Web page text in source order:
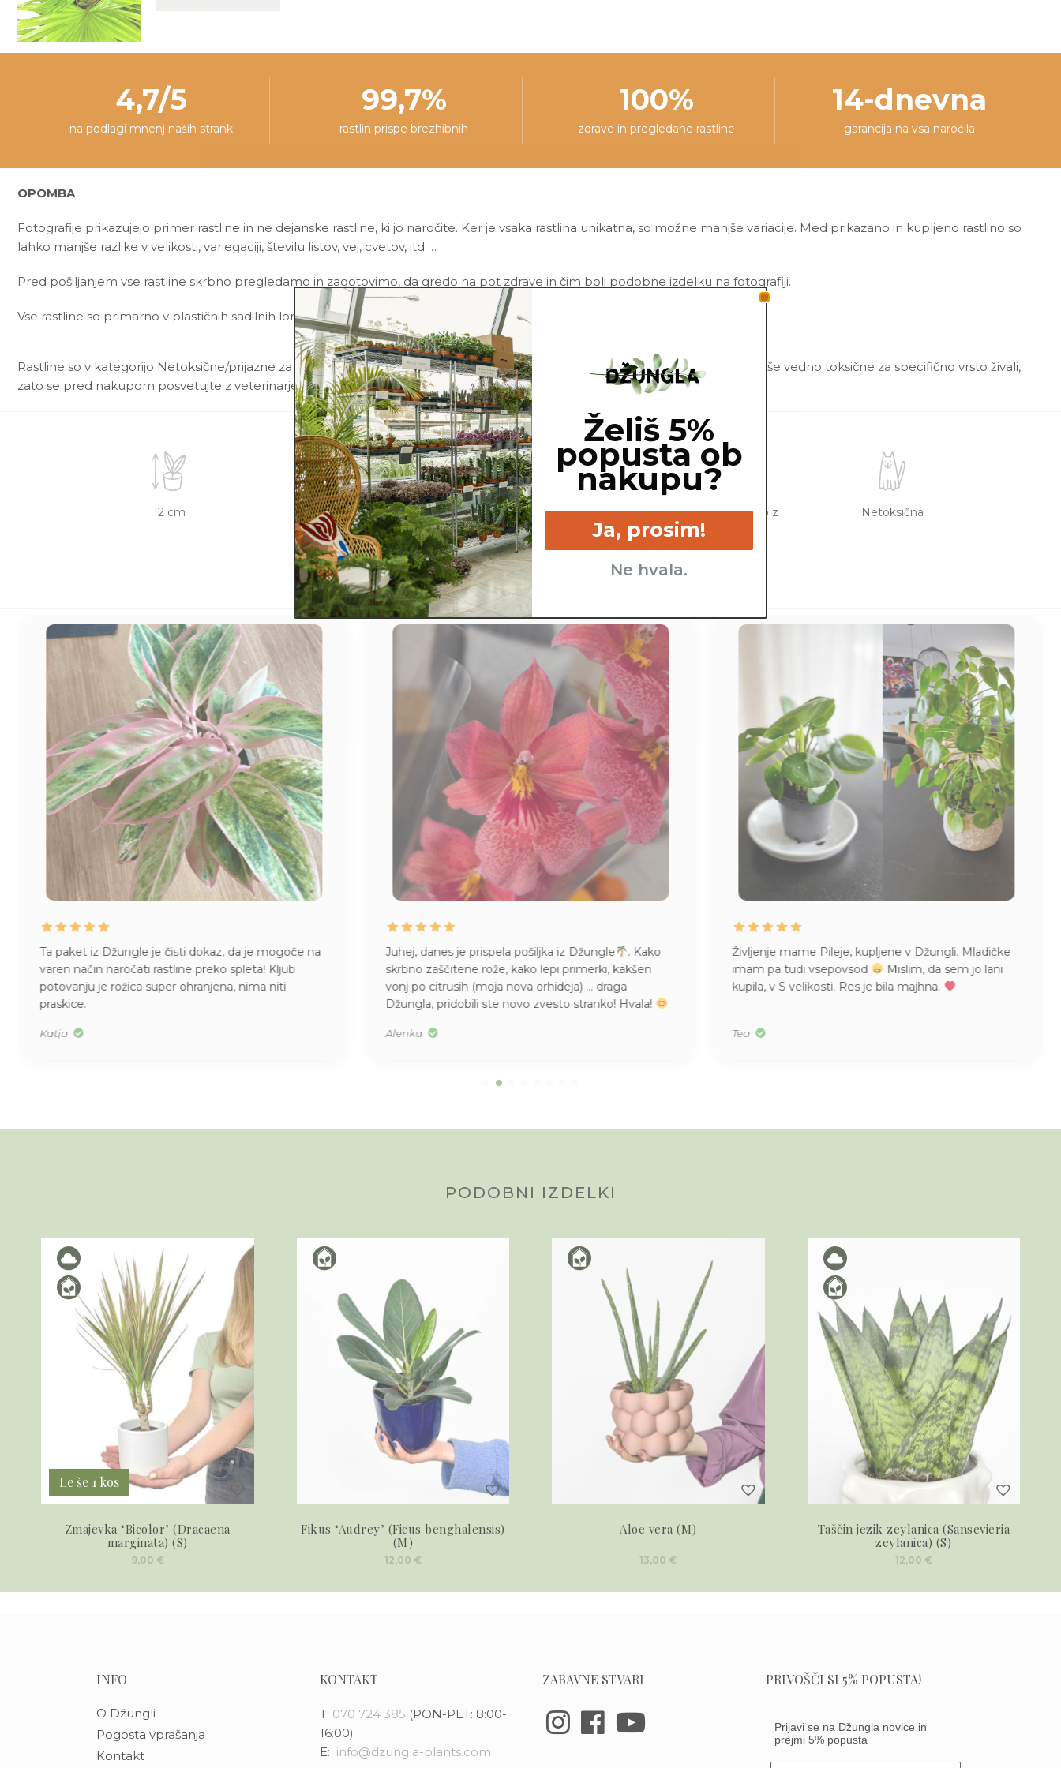
4,7/5
na podlagi mnenj naših strank
99,7%
rastlin prispe brezhibnih
100%
zdrave in pregledane rastline
14-dnevna
garancija na vsa naročila
OPOMBA
Fotografije prikazujejo primer rastline in ne dejanske rastline, ki jo naročite. Ker je vsaka rastlina unikatna, so možne manjše variacije. Med prikazano in kupljeno rastlino so
lahko manjše razlike v velikosti, variegaciji, številu listov, vej, cvetov, itd …
Pred pošiljanjem vse rastline skrbno pregledamo in zagotovimo, da gredo na pot zdrave in čim bolj podobne izdelku na fotografiji.
Vse rastline so primarno v plastičnih sadilnih lončkih. Okrasni lonec ni vključen v ceno.
Rastline so v kategorijo Netoksične/prijazne za živali uvrščene na podlagi dostopnih spletnih virov. Netoksične rastline so lahko še vedno toksične za specifično vrsto živali,
zato se pred nakupom posvetujte z veterinarjem.
12 cm 12 cm
Srednje - kadar se zgornji
sloj zemlje izsuši.
Srednje - svetlo mesto z
indirektno svetlobo.
Netoksična
Ta paket iz Džungle je čisti dokaz, da je mogoče na
varen način naročati rastline preko spleta! Kljub
potovanju je rožica super ohranjena, nima niti
praskice.
Katja
Juhej, danes je prispela pošiljka iz Džungle
. Kako
skrbno zaščitene rože, kako lepi primerki, kakšen
vonj po citrusih (moja nova orhideja) … draga
Džungla, pridobili ste novo zvesto stranko! Hvala!
Alenka
Življenje mame Pileje, kupljene v Džungli. Mladičke
imam pa tudi vsepovsod
Mislim, da sem jo lani
kupila, v S velikosti. Res je bila majhna.
Tea
PODOBNI IZDELKI
Le še 1 kos
Zmajevka ‘Bicolor’ (Dracaena
marginata) (S)
9,00 €
Fikus ‘Audrey’ (Ficus benghalensis)
(M)
12,00 €
Aloe vera (M)
13,00 €
Taščin jezik zeylanica (Sansevieria
zeylanica) (S)
12,00 €
INFO
O Džungli
Pogosta vprašanja
Kontakt
KONTAKT
T: 070 724 385 (PON-PET: 8:00-
16:00)
E: info@dzungla-plants.com
ZABAVNE STVARI PRIVOŠČI SI 5% POPUSTA!
Prijavi se na Džungla novice in
prejmi 5% popusta
Želiš 5%
popusta ob
nakupu?
Ja, prosim!
Ne hvala.